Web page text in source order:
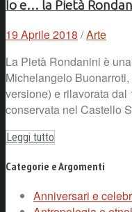
Io e… la Pietà
19 Aprile 2018 /Arte
La Pietà Rondanini è
Michelangelo
versione) e rilavorata
conservata nel Castello
Leggi tutto
Categorie e Argomenti
Anniversari e